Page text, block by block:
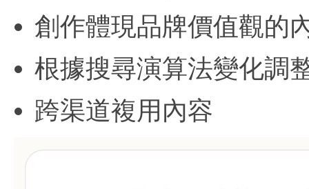
創作體現品牌價值觀的
根據搜尋演算法變化調
跨渠道複用內容